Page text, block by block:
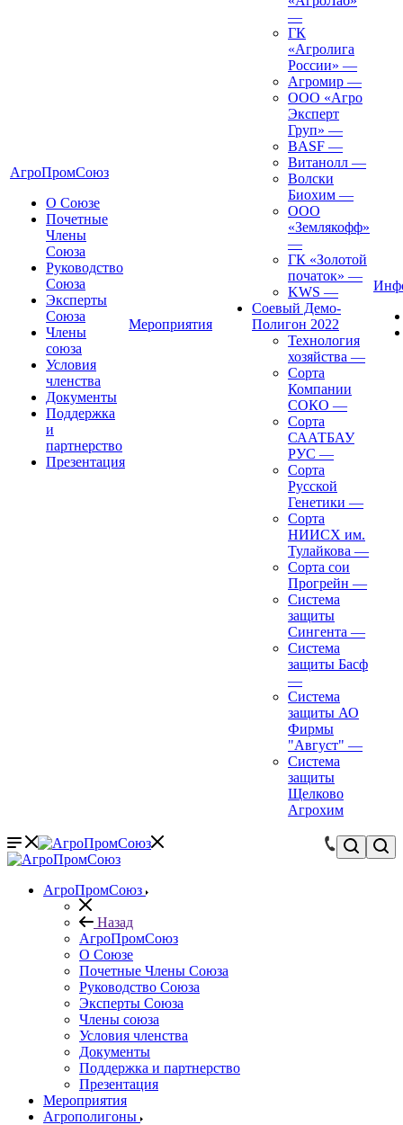
АгроПромСоюз
О Союзе
Почетные
Члены
Союза
Руководство
Союза
Эксперты
Союза
Члены
союза
Условия
членства
Документы
Поддержка
и
партнерство
Презентация
Мероприятия
—
ГК
«Агролига
России» —
Агромир —
ООО «Агро
Эксперт
Груп» —
BASF —
Витанолл —
Волски
Биохим —
ООО
«Землякофф»
—
ГК «Золотой
початок» —
KWS —
Соевый Демо-
Полигон 2022
Технология
хозяйства —
Сорта
Компании
СОКО —
Сорта
СААТБАУ
РУС —
Сорта
Русской
Генетики —
Сорта
НИИСХ им.
Тулайкова —
Сорта сои
Прогрейн —
Система
защиты
Сингента —
Система
защиты Басф
—
Система
защиты АО
Фирмы
"Август" —
Система
защиты
Щелково
Агрохим
АгроПромСоюз
Назад
АгроПромСоюз
О Союзе
Почетные Члены Союза
Руководство Союза
Эксперты Союза
Члены союза
Условия членства
Документы
Поддержка и партнерство
Презентация
Мероприятия
Агрополигоны